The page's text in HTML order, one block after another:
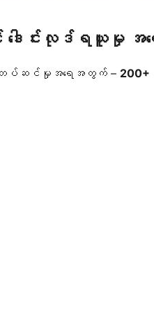
ေါင်းလုဒ်ရယူမှု
တပ်ဆင်မှုအရေအတွက် – 200+